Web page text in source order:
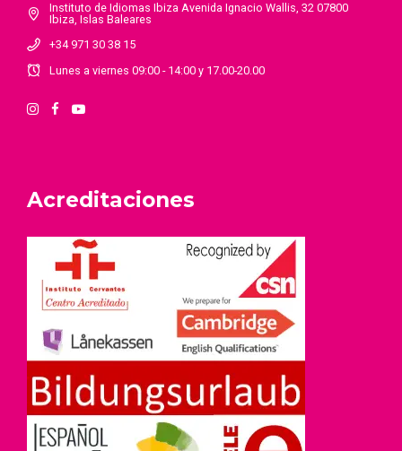
Instituto de Idiomas Ibiza Avenida Ignacio Wallis, 32 07800
Ibiza, Islas Baleares
+34 971 30 38 15
Lunes a viernes 09:00 - 14:00 y 17.00-20.00
Acreditaciones